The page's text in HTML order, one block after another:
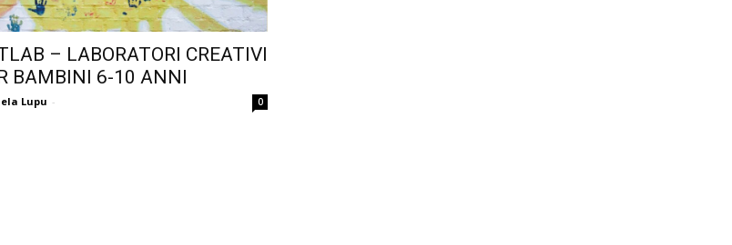
– LABORATORI CREATIVI
BAMBINI 6-10 ANNI
Lupu - 0